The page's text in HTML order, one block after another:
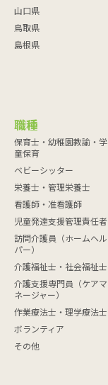
山口県
鳥取県
島根県
職種
保育士・幼稚園教諭・学
童保育
ベビーシッター
栄養士・管理栄養士
看護師・准看護師
児童発達支援管理責任者
訪問介護員（ホームヘル
パー）
介護福祉士・社会福祉士
介護支援専門員（ケアマ
ネージャー）
作業療法士・理学療法士
ボランティア
その他